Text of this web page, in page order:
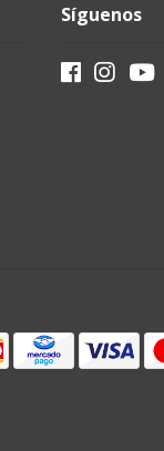
Síguenos